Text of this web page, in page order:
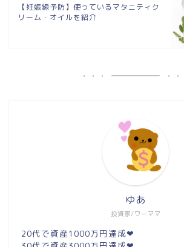
【妊娠線予防】使っているマタニティク
リーム・オイルを紹介
投資家/ワーママ
ゆあ
20代で資産1000万円達成❤︎